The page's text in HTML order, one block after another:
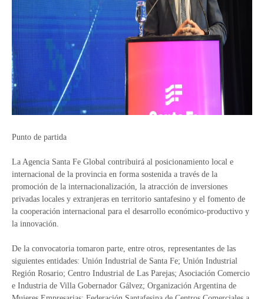
Punto de partida
La Agencia Santa Fe Global contribuirá al posicionamiento local e
internacional de la provincia en forma sostenida a través de la
promoción de la internacionalización, la atracción de inversiones
privadas locales y extranjeras en territorio santafesino y el fomento de
la cooperación internacional para el desarrollo económico-productivo y
la innovación.
De la convocatoria tomaron parte, entre otros, representantes de las
siguientes entidades: Unión Industrial de Santa Fe; Unión Industrial
Región Rosario; Centro Industrial de Las Parejas; Asociación Comercio
e Industria de Villa Gobernador Gálvez; Organización Argentina de